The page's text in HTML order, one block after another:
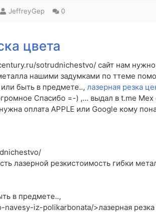
JeffreyGep 0
цвета
sotrudnichestvo/ сайт нам нужно
нашими задумками по ттеме
или быть в предмете.., лазерная резка
Спасибо =-) ,… выдал в t.me Мех
оплата APPLE или Google кому
лазерной резкистоимость гибки
в предмете..,
iz-polikarbonata/>лазерная